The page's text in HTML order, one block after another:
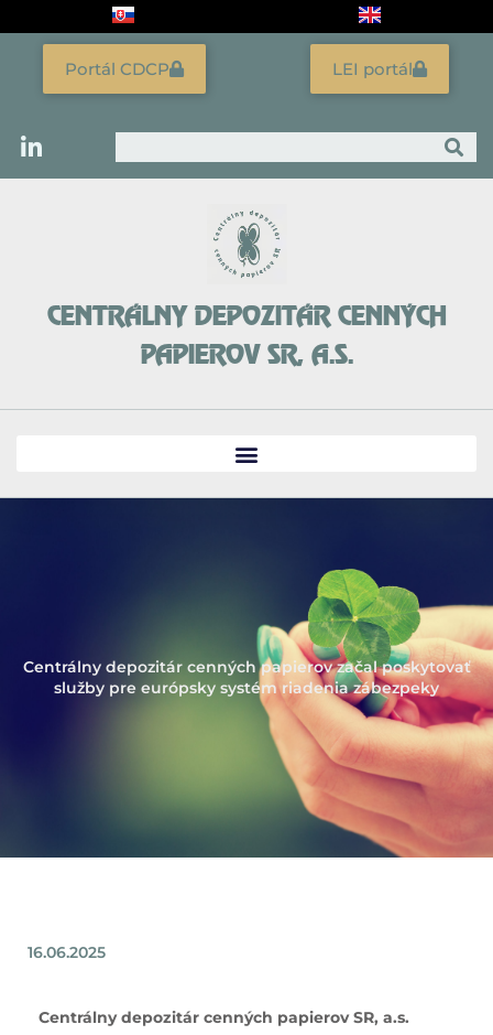
Vyhľadať
LEI portál
Portál CDCP
CENTRÁLNY DEPOZITÁR CENNÝCH
PAPIEROV SR, A.S.
Centrálny depozitár cenných papierov začal poskytovať
služby pre európsky systém riadenia zábezpeky
16.06.2025
Centrálny depozitár cenných papierov SR, a.s.